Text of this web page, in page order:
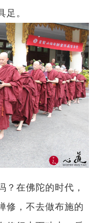
足。
？在佛陀的时代，
修，不去做布施的